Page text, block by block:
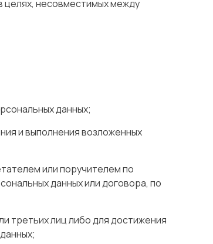
целях, несовместимых между
данных;
и выполнения возложенных
или поручителем по
данных или договора, по
третьих лиц либо для достижения